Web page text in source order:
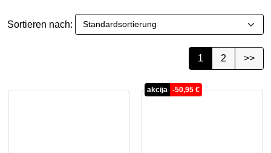
Sortieren nach:
1 2 >>
akcija -50,95 €